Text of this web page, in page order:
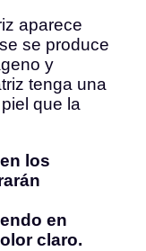
aparece
se produce
y
tenga una
que la
los
en
claro.